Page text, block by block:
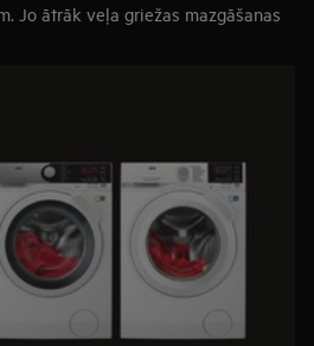
Jo ātrāk veļa griežas mazgāšanas